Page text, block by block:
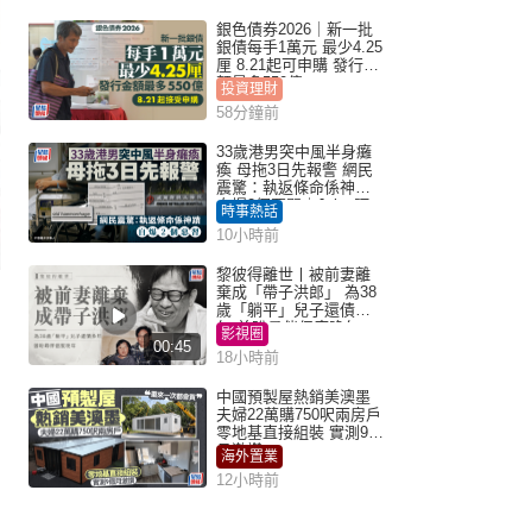
銀色債券2026｜新一批
銀債每手1萬元 最少4.25
厘 8.21起可申購 發行金
額最多550億
投資理財
58分鐘前
33歲港男突中風半身癱
瘓 母拖3日先報警 網民
震驚：執返條命係神蹟
自爆2個惡習｜Juicy叮
時事熱話
10小時前
00:45
黎彼得離世丨被前妻離
棄成「帶子洪郎」 為38
歲「躺平」兒子還債多
年 曾盼尋伴侶度晚年
影視圈
18小時前
中國預製屋熱銷美澳墨
夫婦22萬購750呎兩房戶
零地基直接組裝 實測9個
月激讚
海外置業
12小時前